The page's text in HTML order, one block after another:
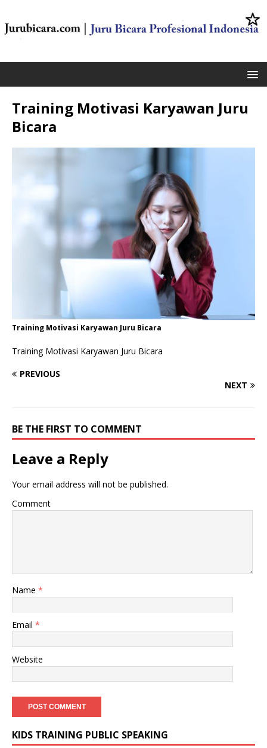
Training Motivasi Karyawan Juru
Bicara
Training Motivasi Karyawan Juru Bicara
Training Motivasi Karyawan Juru Bicara
PREVIOUS
NEXT
BE THE FIRST TO COMMENT
Leave a Reply
Your email address will not be published.
Comment
Name *
Email *
Website
KIDS TRAINING PUBLIC SPEAKING